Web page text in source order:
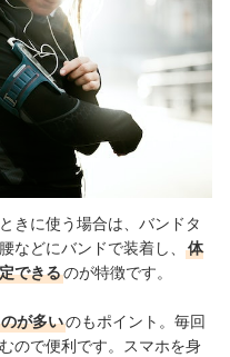
きに使う場合は、バンドタ
などにバンドで装着し、
体
できるのが特徴です。
が多いのもポイント。毎回
ので便利です。スマホを身